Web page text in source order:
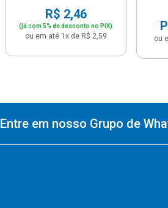
R$ 2,46
(já com 5% de desconto no PIX)
ou em até 1x de R$ 2,59 ou
Entre em nosso Grupo de